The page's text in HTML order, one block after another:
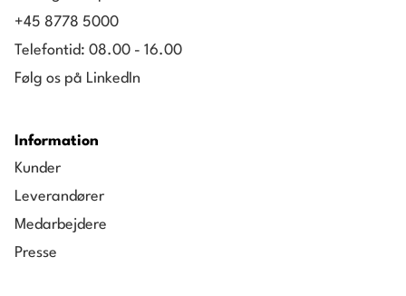
+45 8778 5000
Telefontid: 08.00 - 16.00
Følg os på LinkedIn
Information
Kunder
Leverandører
Medarbejdere
Presse